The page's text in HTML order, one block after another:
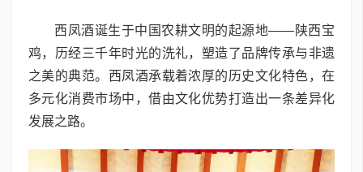
西凤酒诞生于中国农耕文明的起源地——陕西宝
鸡，历经三千年时光的洗礼，塑造了品牌传承与非遗
之美的典范。西凤酒承载着浓厚的历史文化特色，在
多元化消费市场中，借由文化优势打造出一条差异化
发展之路。